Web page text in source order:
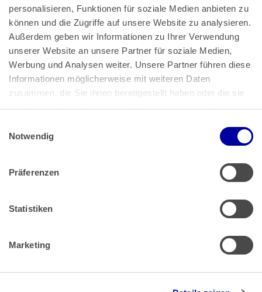
personalisieren, Funktionen für soziale Medien anbieten zu
können und die Zugriffe auf unsere Website zu analysieren.
Außerdem geben wir Informationen zu Ihrer Verwendung
unserer Website an unsere Partner für soziale Medien,
Werbung und Analysen weiter. Unsere Partner führen diese
Informationen möglicherweise mit weiteren Daten
zusammen, die Sie ihnen bereitgestellt haben oder die sie
im Rahmen Ihrer Nutzung der Dienste gesammelt haben.
Impressum
Notwendig
Präferenzen
Statistiken
Marketing
Bundeskanzlerplatz 2
53113 Bonn
Pressemitteilungen|AGB
Impressum|Datenschutz
Muster Widerrufsformular (PDF)
Barrierefreiheit